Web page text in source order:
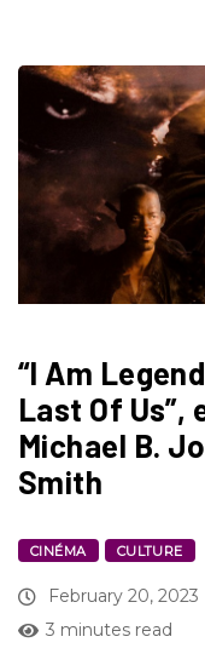
“I Am
Last Of Us”,
Michael B.
Smith
CINÉMA CULTURE
February 20, 2023
3 minutes read